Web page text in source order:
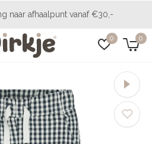
0 0
14 dagen bedenktijd